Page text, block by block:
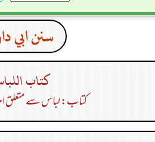
سنن ابي
كتاب
کتاب: لباس سے متعلق